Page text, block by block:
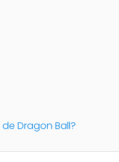
Dragon Ball?